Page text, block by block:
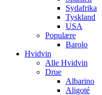
Sydafrika
Tyskland
USA
Populære
Barolo
Hvidvin
Alle Hvidvin
Drue
Albarino
Aligoté